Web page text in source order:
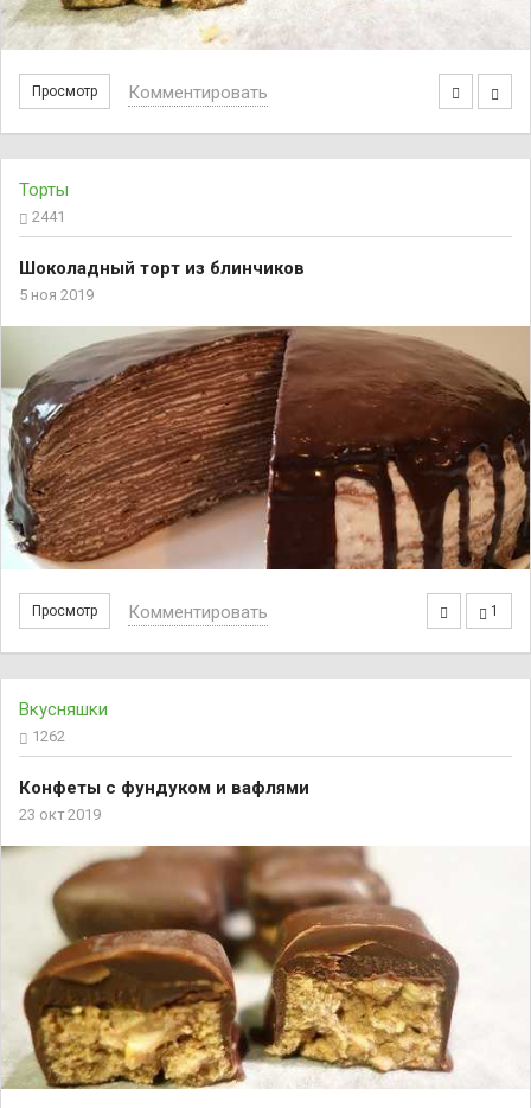
Просмотр Комментировать
Торты
2441
Шоколадный торт из блинчиков
5 ноя 2019
Просмотр 1
Комментировать
Вкусняшки
1262
Конфеты с фундуком и вафлями
23 окт 2019